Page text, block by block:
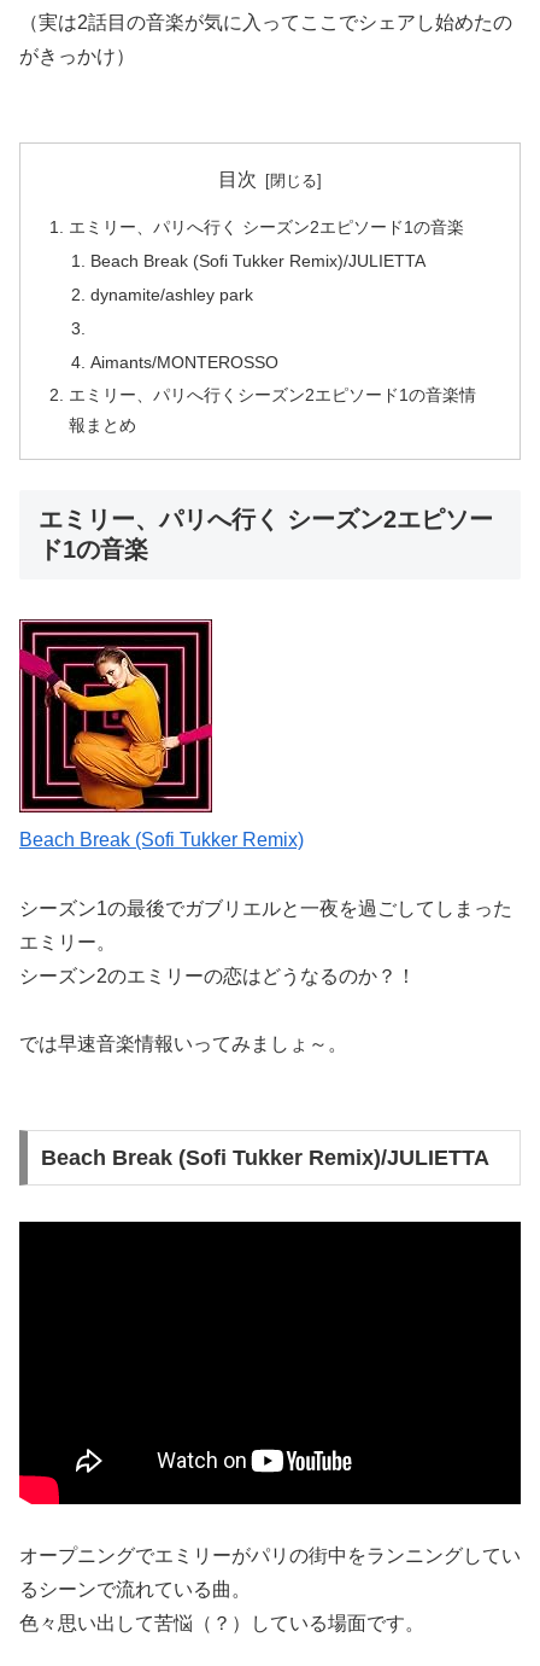
（実は2話目の音楽が気に入ってここでシェアし始めたの
がきっかけ）
目次
エミリー、パリへ行く シーズン2エピソード1の音楽
Beach Break (Sofi Tukker Remix)/JULIETTA
dynamite/ashley park
Aimants/MONTEROSSO
エミリー、パリへ行くシーズン2エピソード1の音楽情
報まとめ
エミリー、パリへ行く シーズン2エピソー
ド1の音楽
Beach Break (Sofi Tukker Remix)
シーズン1の最後でガブリエルと一夜を過ごしてしまった
エミリー。
シーズン2のエミリーの恋はどうなるのか？！
では早速音楽情報いってみましょ～。
Beach Break (Sofi Tukker Remix)/JULIETTA
オープニングでエミリーがパリの街中をランニングしてい
るシーンで流れている曲。
色々思い出して苦悩（？）している場面です。